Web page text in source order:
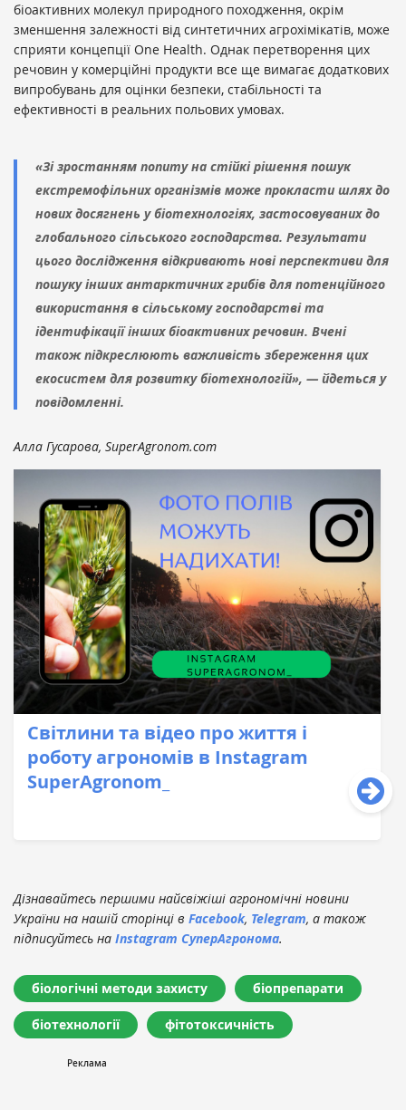
біоактивних молекул природного походження, окрім
зменшення залежності від синтетичних агрохімікатів, може
сприяти концепції One Health. Однак перетворення цих
речовин у комерційні продукти все ще вимагає додаткових
випробувань для оцінки безпеки, стабільності та
ефективності в реальних польових умовах.
«Зі зростанням попиту на стійкі рішення пошук
екстремофільних організмів може прокласти шлях до
нових досягнень у біотехнологіях, застосовуваних до
глобального сільського господарства. Результати
цього дослідження відкривають нові перспективи для
пошуку інших антарктичних грибів для потенційного
використання в сільському господарстві та
ідентифікації інших біоактивних речовин. Вчені
також підкреслюють важливість збереження цих
екосистем для розвитку біотехнологій», — йдеться у
повідомленні.
Алла Гусарова, SuperAgronom.com
Світлини та відео про життя і
роботу агрономів в Instagram
SuperAgronom_
Дізнавайтесь першими найсвіжіші агрономічні новини
України на нашій сторінці в Facebook, Telegram, а також
підписуйтесь на Instagram СуперАгронома.
біологічні методи захисту біопрепарати
біотехнології фітотоксичність